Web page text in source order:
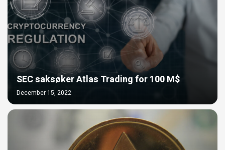
SEC saksøker Atlas Trading for 100 M$
December 15, 2022